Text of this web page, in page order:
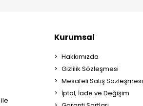
Kurumsal
Hakkımızda
Gizlilik Sözleşmesi
Mesafeli Satış Sözleşmesi
İptal, İade ve Değişim